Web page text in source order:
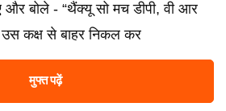
और बोले - “थैंक्यू सो मच डीपी, वी आर
कक्ष से बाहर निकल कर
मुफ्त पढ़ें